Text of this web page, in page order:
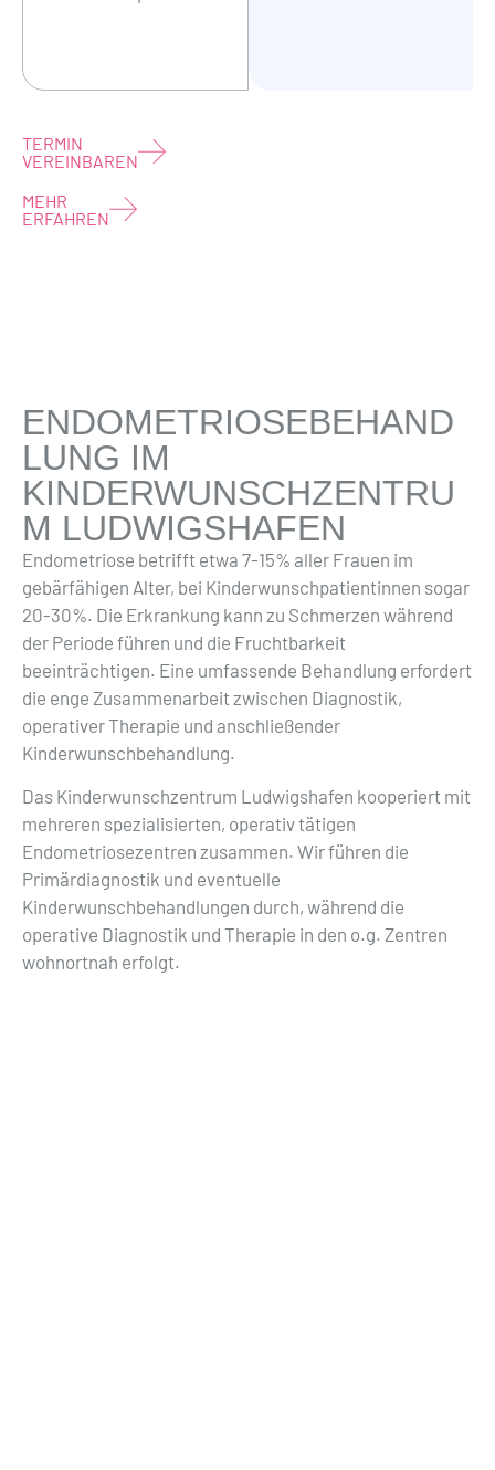
TERMIN
VEREINBAREN
MEHR
ERFAHREN
ENDOMETRIOSEBEHAND
LUNG IM
KINDERWUNSCHZENTRU
M LUDWIGSHAFEN
Endometriose betrifft etwa 7-15% aller Frauen im
gebärfähigen Alter, bei Kinderwunschpatientinnen sogar
20-30%. Die Erkrankung kann zu Schmerzen während
der Periode führen und die Fruchtbarkeit
beeinträchtigen. Eine umfassende Behandlung erfordert
die enge Zusammenarbeit zwischen Diagnostik,
operativer Therapie und anschließender
Kinderwunschbehandlung.
Das Kinderwunschzentrum Ludwigshafen kooperiert mit
mehreren spezialisierten, operativ tätigen
Endometriosezentren zusammen. Wir führen die
Primärdiagnostik und eventuelle
Kinderwunschbehandlungen durch, während die
operative Diagnostik und Therapie in den o.g. Zentren
wohnortnah erfolgt.